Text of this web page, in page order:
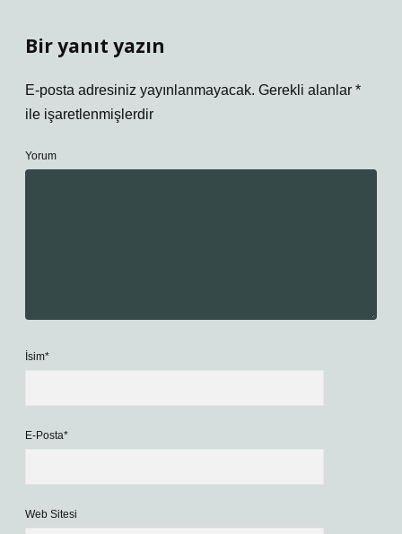
Bir yanıt yazın
E-posta adresiniz yayınlanmayacak. Gerekli alanlar *
ile işaretlenmişlerdir
Yorum
İsim*
E-Posta*
Web Sitesi